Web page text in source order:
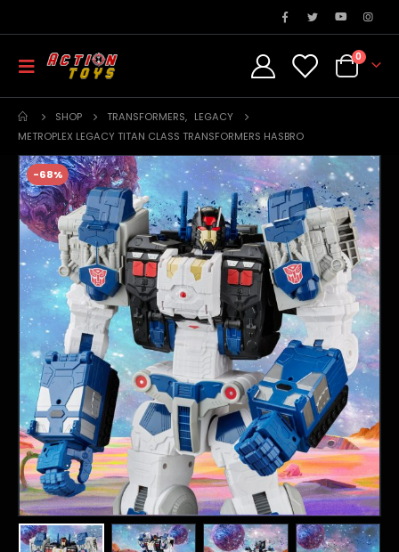
0
SHOP TRANSFORMERS, LEGACY
METROPLEX LEGACY TITAN CLASS TRANSFORMERS HASBRO
-68%